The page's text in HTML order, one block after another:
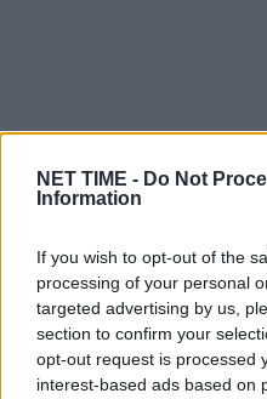
NET TIME - Do Not
Information
If you wish to opt-out of the
processing of your personal
targeted advertising by us,
section to confirm your
opt-out request is processed
interest-based ads based on